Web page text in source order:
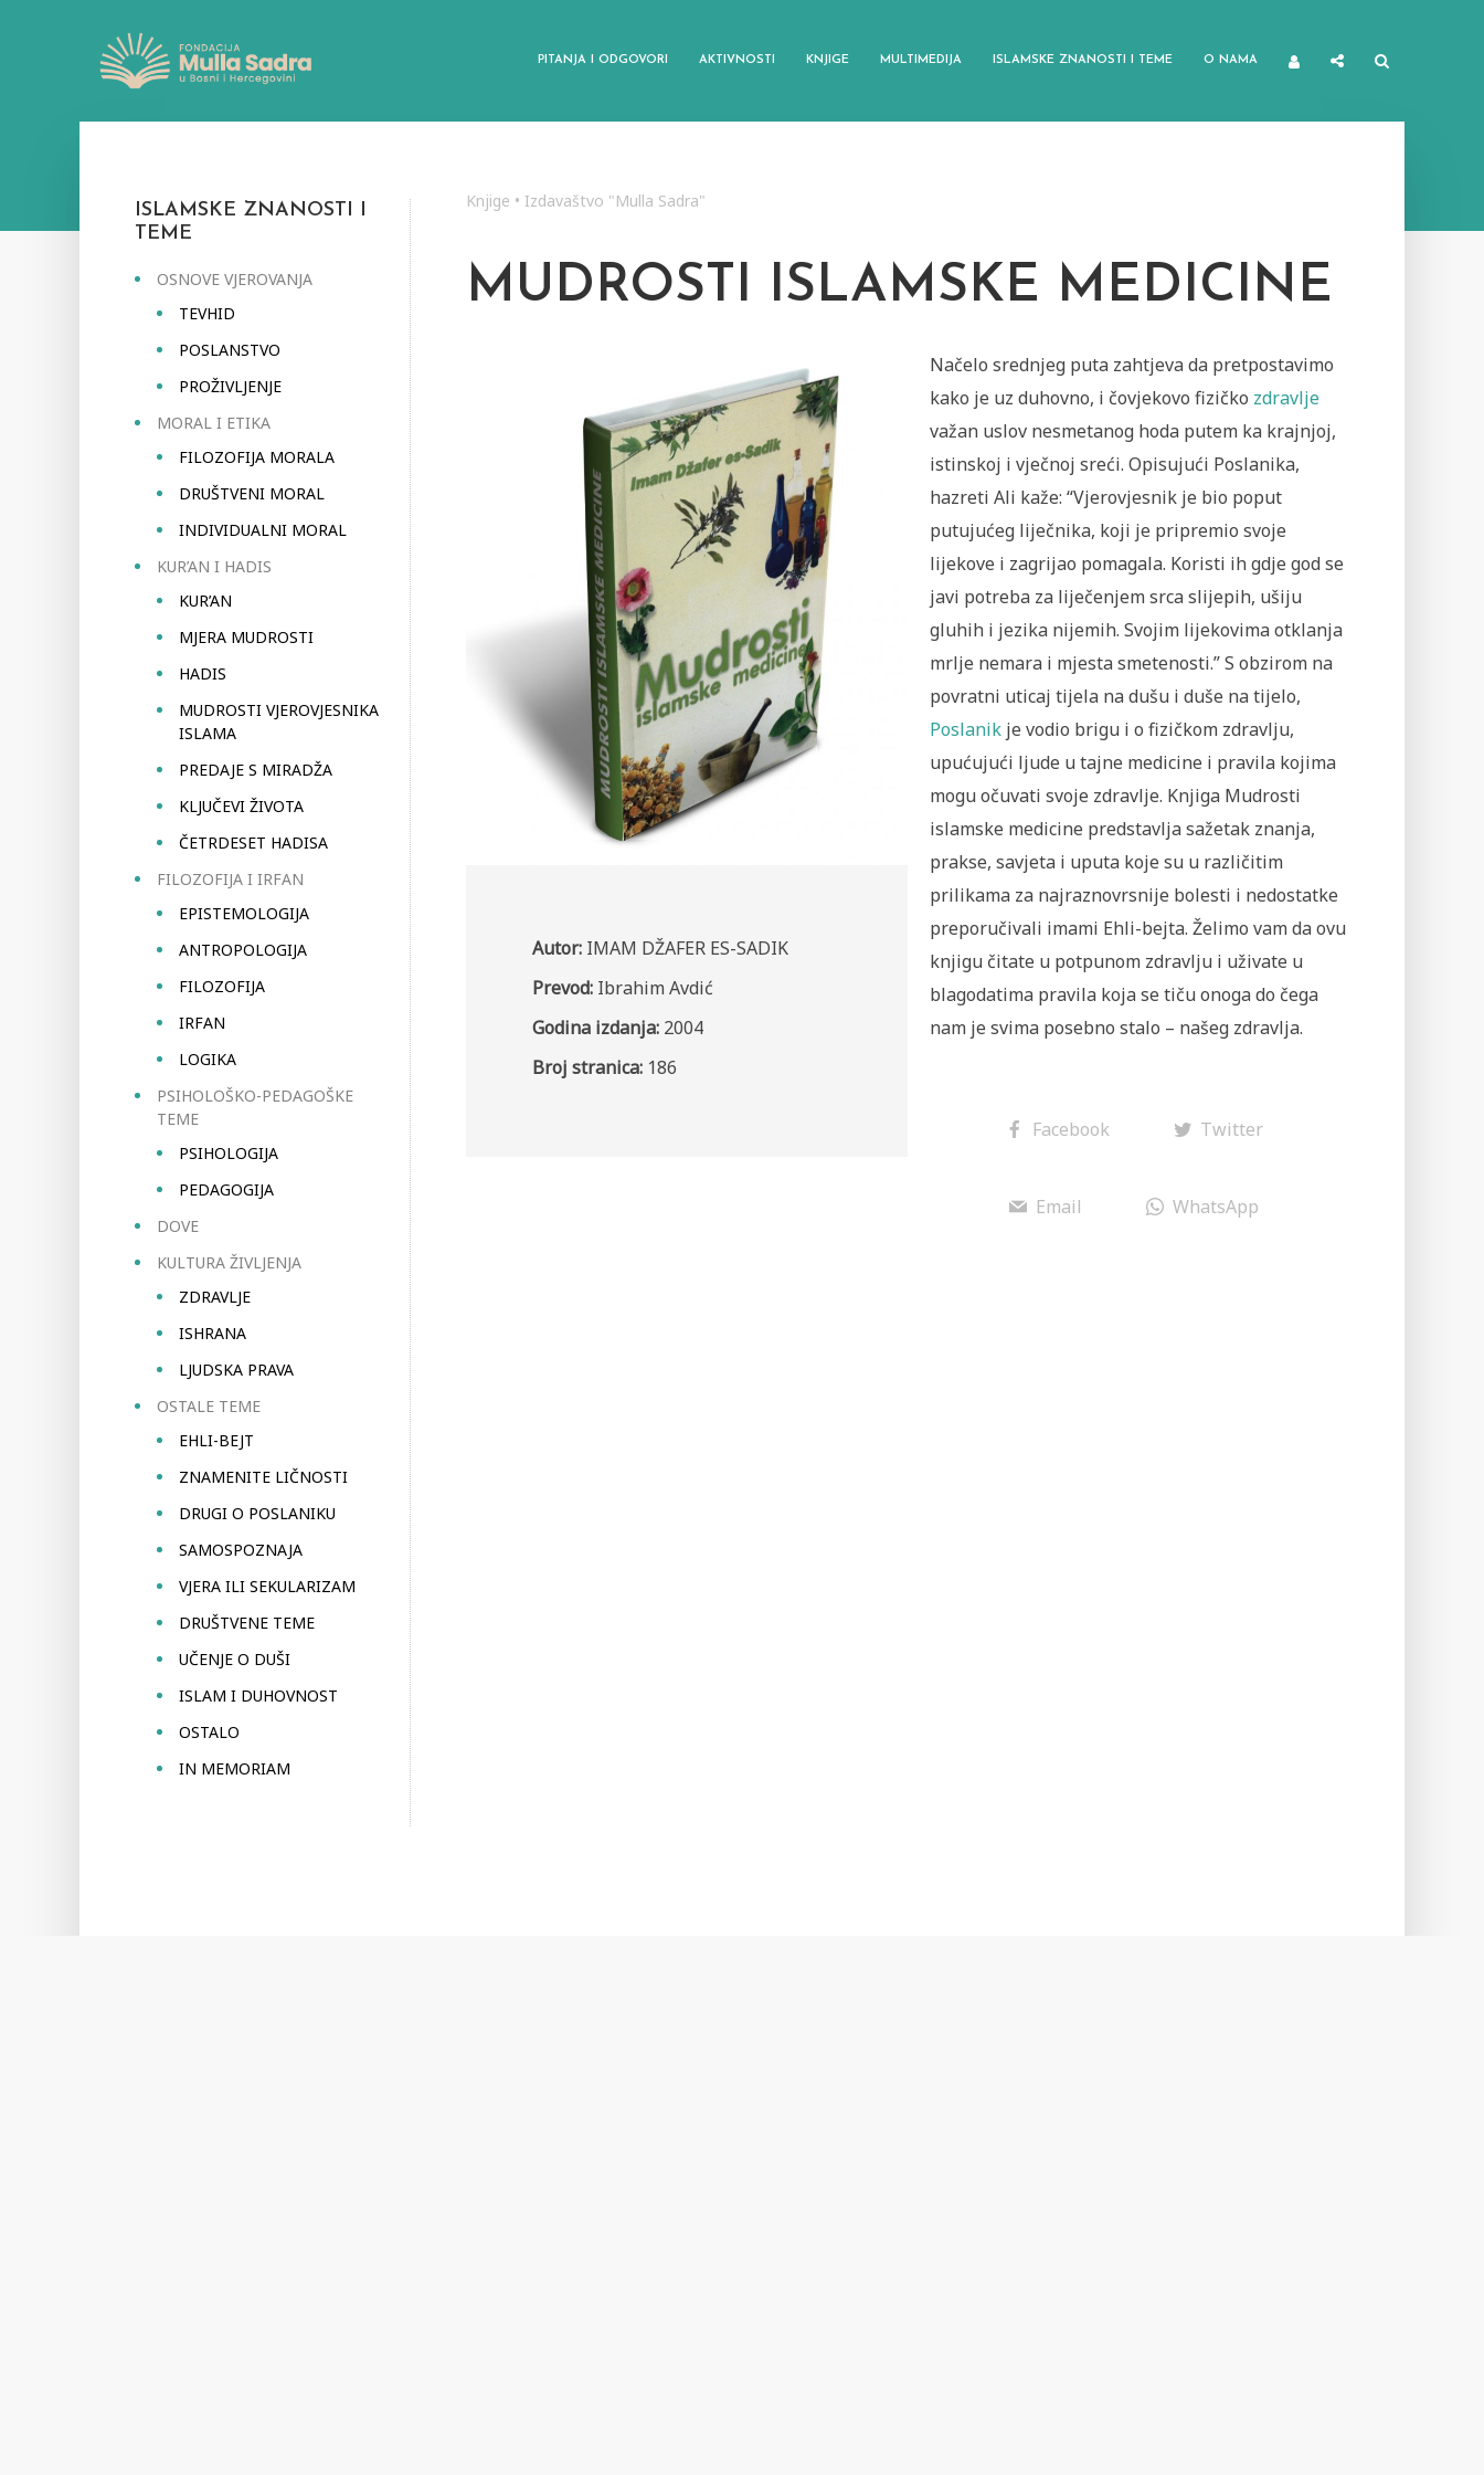
PITANJA I ODGOVORI AKTIVNOSTI KNJIGE MULTIMEDIJA ISLAMSKE ZNANOSTI I TEME O NAMA
ISLAMSKE ZNANOSTI I
TEME
OSNOVE VJEROVANJA
TEVHID
POSLANSTVO
PROŽIVLJENJE
MORAL I ETIKA
FILOZOFIJA MORALA
DRUŠTVENI MORAL
INDIVIDUALNI MORAL
KUR’AN I HADIS
KUR’AN
MJERA MUDROSTI
HADIS
MUDROSTI VJEROVJESNIKA
ISLAMA
PREDAJE S MIRADŽA
KLJUČEVI ŽIVOTA
ČETRDESET HADISA
FILOZOFIJA I IRFAN
EPISTEMOLOGIJA
ANTROPOLOGIJA
FILOZOFIJA
IRFAN
LOGIKA
PSIHOLOŠKO-PEDAGOŠKE
TEME
PSIHOLOGIJA
PEDAGOGIJA
DOVE
KULTURA ŽIVLJENJA
ZDRAVLJE
ISHRANA
LJUDSKA PRAVA
OSTALE TEME
EHLI-BEJT
ZNAMENITE LIČNOSTI
DRUGI O POSLANIKU
SAMOSPOZNAJA
VJERA ILI SEKULARIZAM
DRUŠTVENE TEME
UČENJE O DUŠI
ISLAM I DUHOVNOST
OSTALO
IN MEMORIAM
Knjige • Izdavaštvo "Mulla Sadra"
MUDROSTI ISLAMSKE MEDICINE
Autor: IMAM DŽAFER ES-SADIK
Prevod: Ibrahim Avdić
Godina izdanja: 2004
Broj stranica: 186
Načelo srednjeg puta zahtjeva da pretpostavimo
kako je uz duhovno, i čovjekovo fizičko zdravlje
važan uslov nesmetanog hoda putem ka krajnjoj,
istinskoj i vječnoj sreći. Opisujući Poslanika,
hazreti Ali kaže: “Vjerovjesnik je bio poput
putujućeg liječnika, koji je pripremio svoje
lijekove i zagrijao pomagala. Koristi ih gdje god se
javi potreba za liječenjem srca slijepih, ušiju
gluhih i jezika nijemih. Svojim lijekovima otklanja
mrlje nemara i mjesta smetenosti.” S obzirom na
povratni uticaj tijela na dušu i duše na tijelo,
Poslanik je vodio brigu i o fizičkom zdravlju,
upućujući ljude u tajne medicine i pravila kojima
mogu očuvati svoje zdravlje. Knjiga Mudrosti
islamske medicine predstavlja sažetak znanja,
prakse, savjeta i uputa koje su u različitim
prilikama za najraznovrsnije bolesti i nedostatke
preporučivali imami Ehli-bejta. Želimo vam da ovu
knjigu čitate u potpunom zdravlju i uživate u
blagodatima pravila koja se tiču onoga do čega
nam je svima posebno stalo – našeg zdravlja.
Facebook Twitter
Email WhatsApp